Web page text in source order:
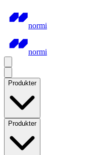
normi
normi
Produkter
Produkter